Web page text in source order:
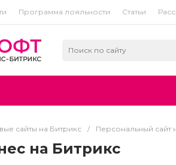
Программа лояльности Статьи
сайты на Битрикс / Персональный сайт
на Битрикс